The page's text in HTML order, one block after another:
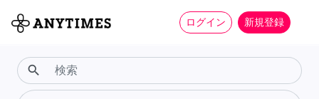
ログイン 新規登録
search